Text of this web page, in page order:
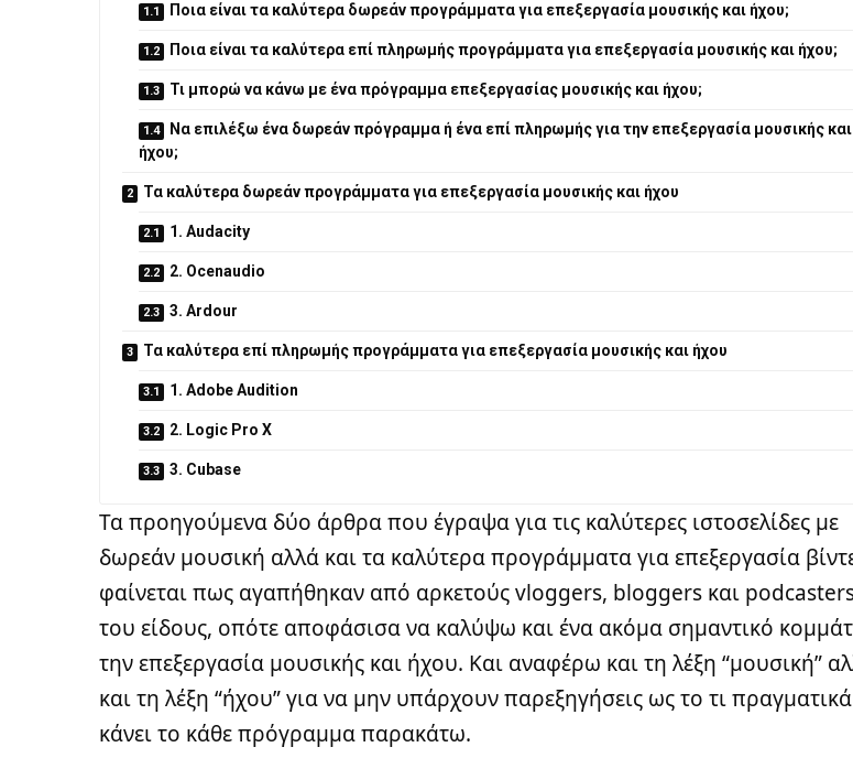
Ποια είναι τα καλύτερα δωρεάν προγράμματα για επεξεργασία μουσικής και ήχου;
Ποια είναι τα καλύτερα επί πληρωμής προγράμματα για επεξεργασία μουσικής και ήχου;
Τι μπορώ να κάνω με ένα πρόγραμμα επεξεργασίας μουσικής και ήχου;
Να επιλέξω ένα δωρεάν πρόγραμμα ή ένα επί πληρωμής για την επεξεργασία μουσικής και
ήχου;
Τα καλύτερα δωρεάν προγράμματα για επεξεργασία μουσικής και ήχου
1. Audacity
2. Ocenaudio
3. Ardour
Τα καλύτερα επί πληρωμής προγράμματα για επεξεργασία μουσικής και ήχου
1. Adobe Audition
2. Logic Pro X
3. Cubase
Τα προηγούμενα δύο άρθρα που έγραψα για τις καλύτερες ιστοσελίδες με
δωρεάν μουσική αλλά καιτα καλύτερα προγράμματα για επεξεργασία
φαίνεται πως αγαπήθηκαν από αρκετούς vloggers, bloggers και
του είδους, οπότε αποφάσισα να καλύψω και ένα ακόμα σημαντικό
την επεξεργασία μουσικής και ήχου. Και αναφέρω και τη λέξη “μουσική”
και τη λέξη “ήχου” για να μην υπάρχουν παρεξηγήσεις ως το τι πραγματικά
κάνει το κάθε πρόγραμμα παρακάτω.